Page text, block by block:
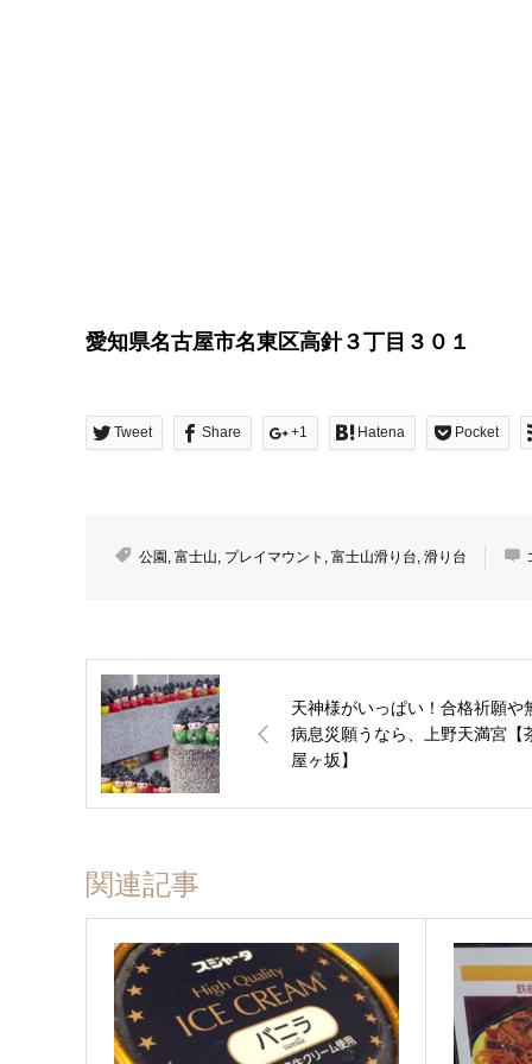
愛知県名古屋市名東区高針３丁目３０１
Tweet Share +1 Hatena Pocket
公園, 富士山, プレイマウント , 富士山滑り台, 滑り台
天神様がいっぱい！合格祈願や
病息災願うなら、上野天満宮【
屋ヶ坂】
関連記事